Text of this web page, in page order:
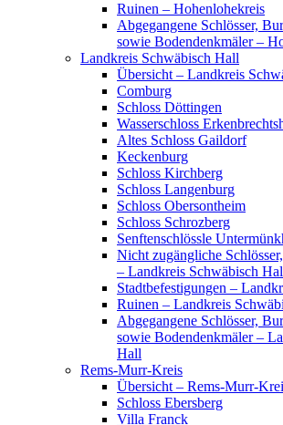
Ruinen – Hohenlohekreis
Abgegangene Schlösser,
sowie Bodendenkmäler –
Landkreis Schwäbisch Hall
Übersicht – Landkreis
Comburg
Schloss Döttingen
Wasserschloss
Altes Schloss Gaildorf
Keckenburg
Schloss Kirchberg
Schloss Langenburg
Schloss Obersontheim
Schloss Schrozberg
Senftenschlössle
Nicht zugängliche
– Landkreis Schwäbisch
Stadtbefestigungen –
Ruinen – Landkreis
Abgegangene Schlösser,
sowie Bodendenkmäler –
Hall
Rems-Murr-Kreis
Übersicht – Rems-Murr-
Schloss Ebersberg
Villa Franck